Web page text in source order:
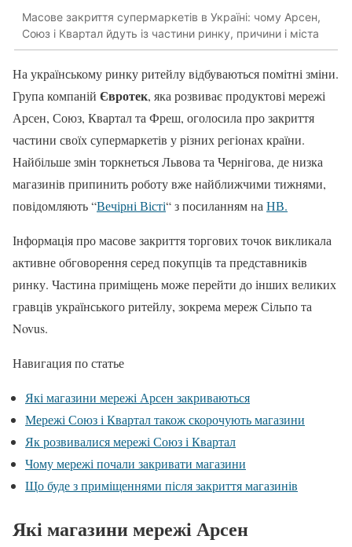
Масове закриття супермаркетів в Україні: чому Арсен,
Союз і Квартал йдуть із частини ринку, причини і міста
На українському ринку ритейлу відбуваються помітні зміни.
Група компаній Євротек, яка розвиває продуктові мережі
Арсен, Союз, Квартал та Фреш, оголосила про закриття
частини своїх супермаркетів у різних регіонах країни.
Найбільше змін торкнеться Львова та Чернігова, де низка
магазинів припинить роботу вже найближчими тижнями,
повідомляють “Вечірні Вісті“ з посиланням наНВ.
Інформація про масове закриття торгових точок викликала
активне обговорення серед покупців та представників
ринку. Частина приміщень може перейти до інших великих
гравців українського ритейлу, зокрема мереж Сільпо та
Novus.
Навигация по статье
Які магазини мережі Арсен закриваються
Мережі Союз і Квартал також скорочують магазини
Як розвивалися мережі Союз і Квартал
Чому мережі почали закривати магазини
Що буде з приміщеннями після закриття магазинів
Які магазини мережі Арсен